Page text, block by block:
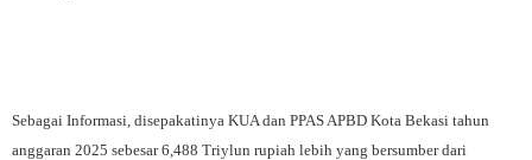
Sebagai Informasi, disepakatinya KUA dan PPAS APBD Kota Bekasi tahun
anggaran 2025 sebesar 6,488 Triylun rupiah lebih yang bersumber dari